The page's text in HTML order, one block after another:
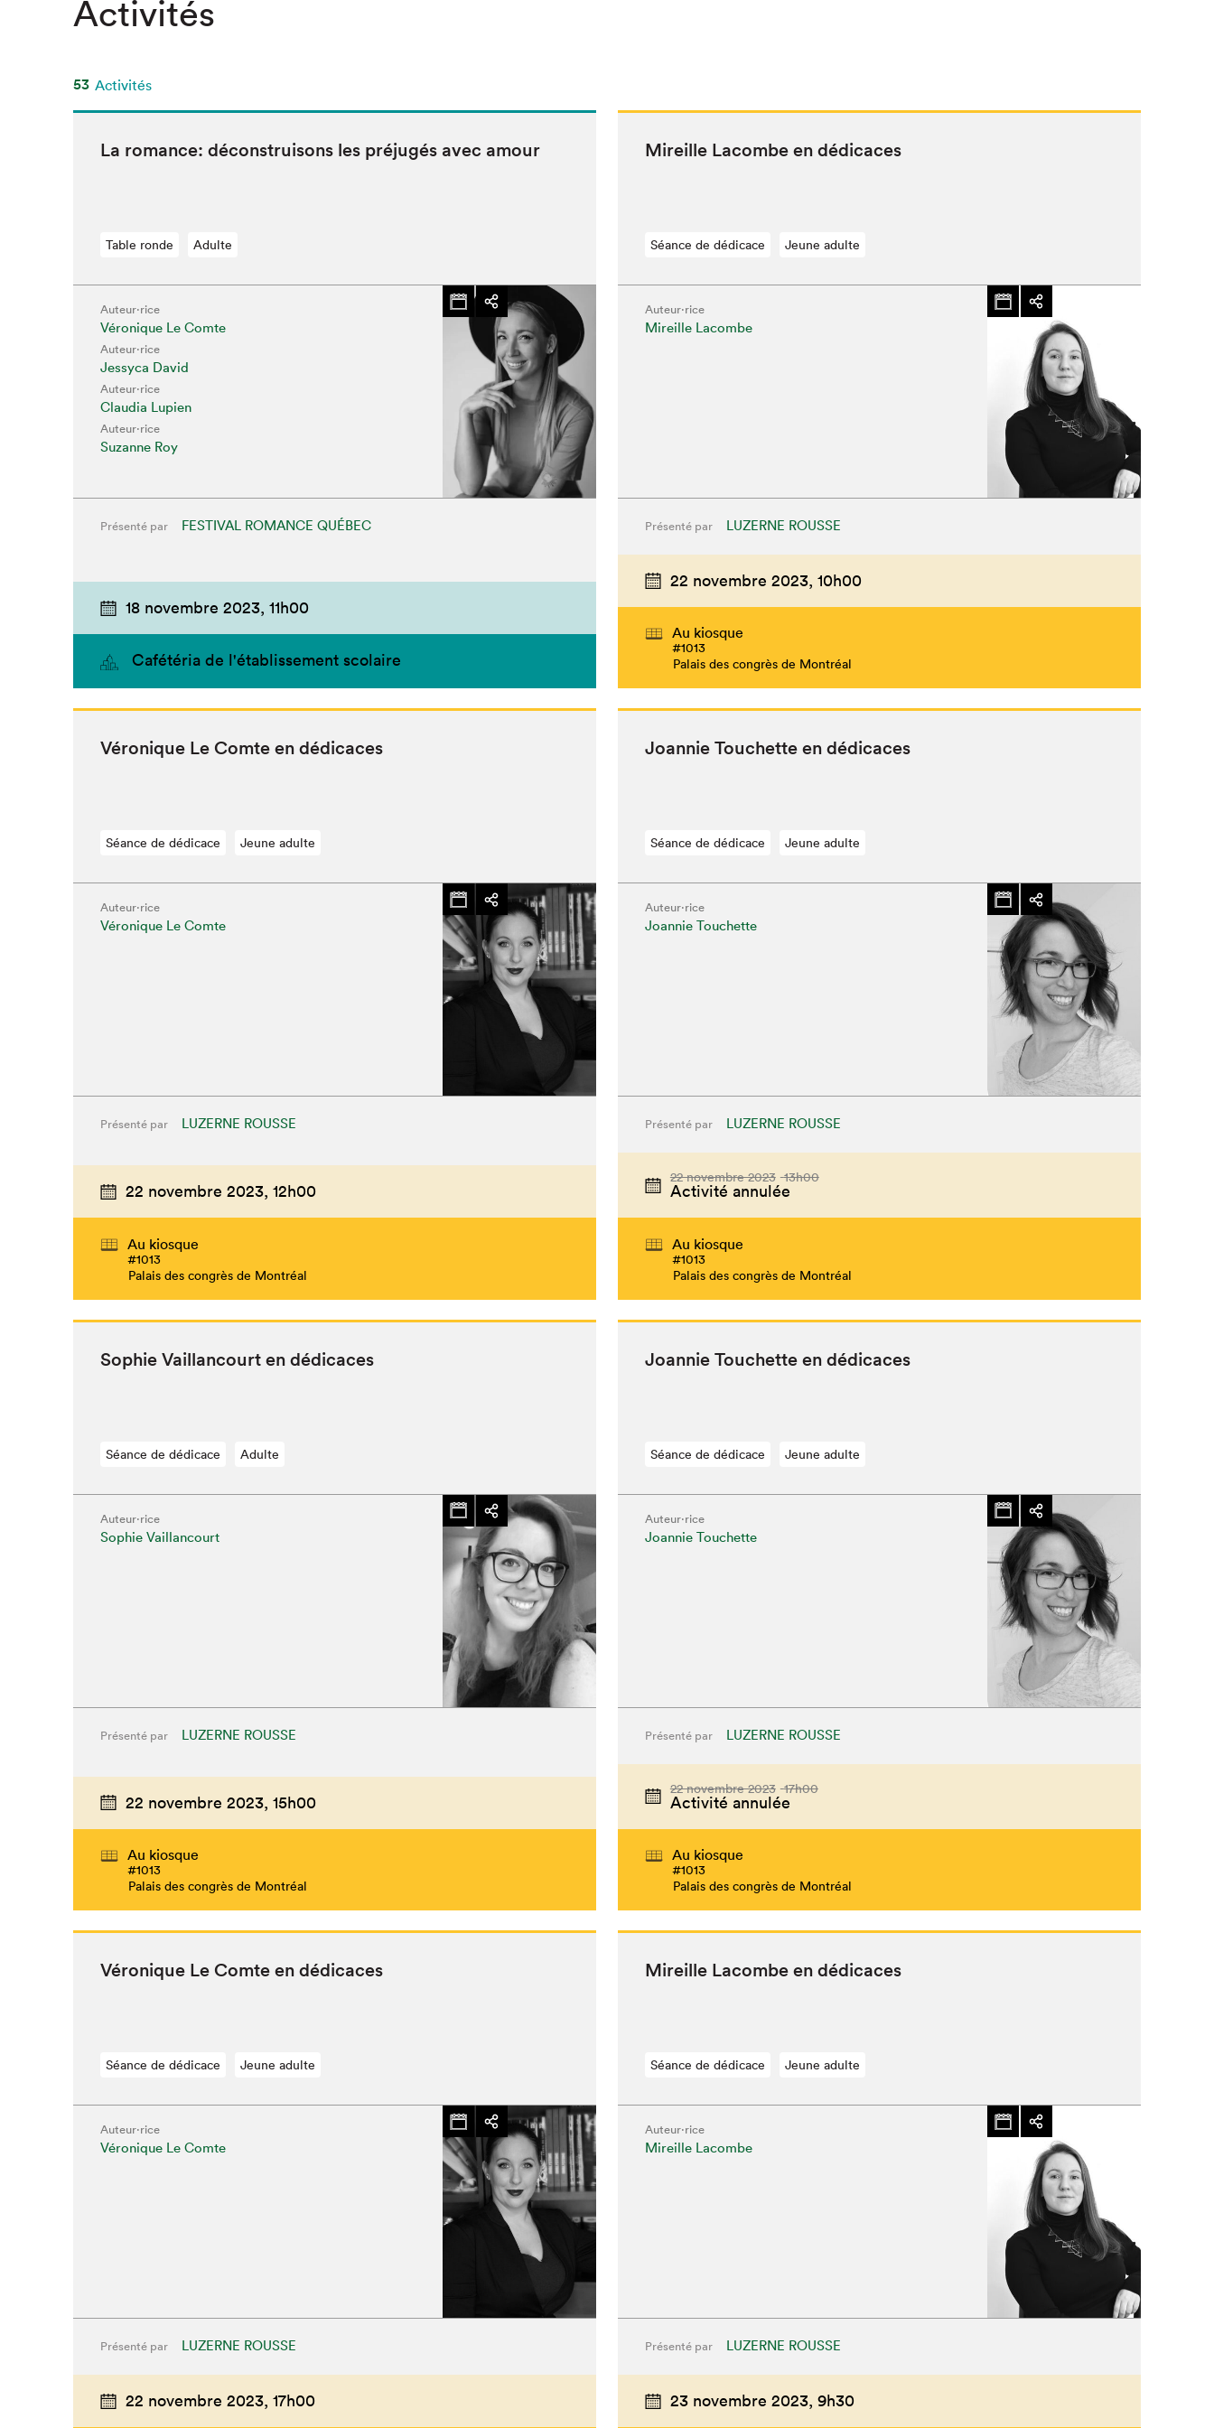
Que cherchez-vous?
Activités
53 Activités
La romance: décon­stru­isons les préjugés avec amour
Table ronde Adulte
Auteur·rice
Véronique Le Comte
Auteur·rice
Jessyca David
Auteur·rice
Claudia Lupien
Auteur·rice
Suzanne Roy
Présenté par FESTIVAL ROMANCE QUÉBEC
18 novembre 2023, 11h00
Cafétéria de l'établissement scolaire
Mireille Lacombe en dédicaces
Séance de dédicace Jeune adulte
Auteur·rice
Mireille Lacombe
Présenté par LUZERNE ROUSSE
22 novembre 2023, 10h00
Au kiosque
#1013
Palais des congrès de Montréal
Véronique Le Comte en dédicaces
Séance de dédicace Jeune adulte
Auteur·rice
Véronique Le Comte
Présenté par LUZERNE ROUSSE
22 novembre 2023, 12h00
Au kiosque
#1013
Palais des congrès de Montréal
Joan­nie Touchette en dédicaces
Séance de dédicace Jeune adulte
Auteur·rice
Joannie Touchette
Présenté par LUZERNE ROUSSE
22 novembre 2023 13h00
Activité annulée
Au kiosque
#1013
Palais des congrès de Montréal
Sophie Vail­lan­court en dédicaces
Séance de dédicace Adulte
Auteur·rice
Sophie Vaillancourt
Présenté par LUZERNE ROUSSE
22 novembre 2023, 15h00
Au kiosque
#1013
Palais des congrès de Montréal
Joan­nie Touchette en dédicaces
Séance de dédicace Jeune adulte
Auteur·rice
Joannie Touchette
Présenté par LUZERNE ROUSSE
22 novembre 2023 17h00
Activité annulée
Au kiosque
#1013
Palais des congrès de Montréal
Véronique Le Comte en dédicaces
Séance de dédicace Jeune adulte
Auteur·rice
Véronique Le Comte
Présenté par LUZERNE ROUSSE
22 novembre 2023, 17h00
Mireille Lacombe en dédicaces
Séance de dédicace Jeune adulte
Auteur·rice
Mireille Lacombe
Présenté par LUZERNE ROUSSE
23 novembre 2023, 9h30